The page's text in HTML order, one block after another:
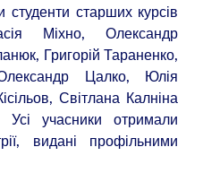
студенти старших курсів
Міхно, Олександр
Григорій Тараненко,
Цалко, Юлія
Світлана Калніна
учасники отримали
видані профільними